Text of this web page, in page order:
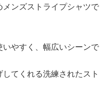
ンズストライプシャツで
やすく、幅広いシーンで
てくれる洗練されたスト